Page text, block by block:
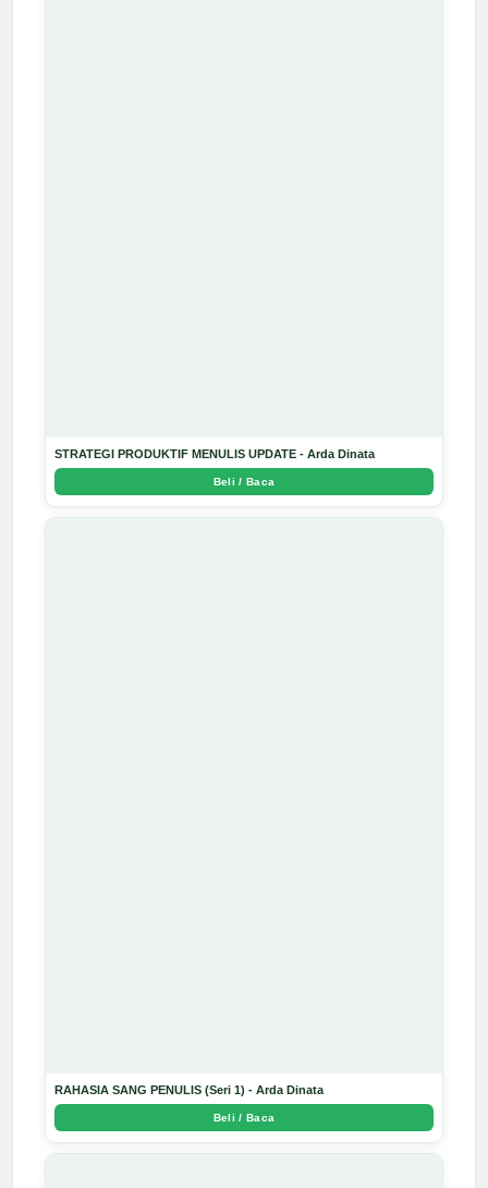
STRATEGI PRODUKTIF MENULIS UPDATE - Arda Dinata
Beli / Baca
RAHASIA SANG PENULIS (Seri 1) - Arda Dinata
Beli / Baca